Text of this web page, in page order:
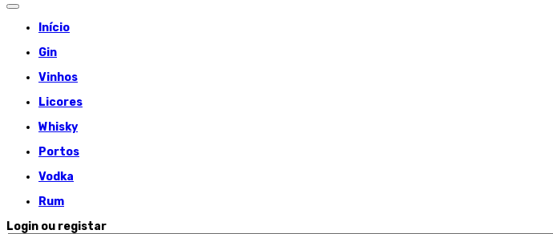
Início
Gin
Vinhos
Licores
Whisky
Portos
Vodka
Rum
Login ou registar